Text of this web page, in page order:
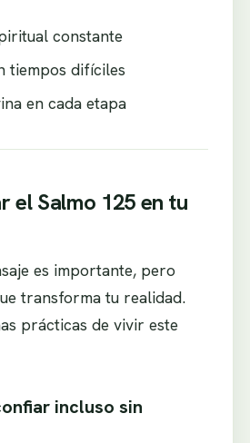
constante
tiempos difíciles
en cada etapa
el Salmo 125 en tu
es importante, pero
transforma tu realidad.
prácticas de vivir este
incluso sin